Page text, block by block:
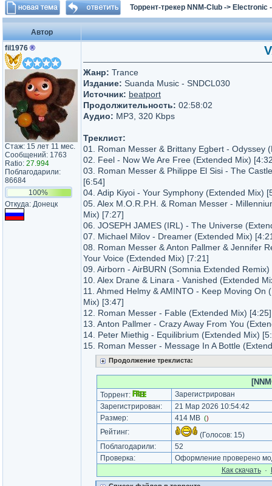
Торрент-трекер NNM-Club -> Electronic
Автор
fil1976 ®
Стаж: 15 лет 11 мес.
Сообщений: 1763
Ratio: 27.994
Поблагодарили:
86684
100%
Откуда: Донецк
Жанр: Trance
Издание: Suanda Music - SNDCL030
Источник: beatport
Продолжительность: 02:58:02
Аудио: MP3, 320 Kbps
Треклист:
01. Roman Messer & Brittany Egbert - Odyssey
02. Feel - Now We Are Free (Extended Mix)
03. Roman Messer & Philippe El Sisi - The
[6:54]
04. Adip Kiyoi - Your Symphony (Extended Mix)
05. Alex M.O.R.P.H. & Roman Messer -
Mix) [7:27]
06. JOSEPH JAMES (IRL) - The Universe
07. Michael Milov - Dreamer (Extended Mix)
08. Roman Messer & Anton Pallmer & Jennifer
Your Voice (Extended Mix) [7:21]
09. Airborn - AirBURN (Somnia Extended Remix)
10. Alex Drane & Linara - Vanished (Extended
11. Ahmed Helmy & AMINTO - Keep Moving On
Mix) [3:47]
12. Roman Messer - Fable (Extended Mix) [4:25]
13. Anton Pallmer - Crazy Away From You
14. Peter Miethig - Equilibrium (Extended Mix)
15. Roman Messer - Message In A Bottle
Продолжение треклиста:
Торрент:
Зарегистрирован
Зарегистрирован:
21 Мар 2026 10:54:42
Размер:
414 MB ()
Рейтинг: (Голосов: 15)
Поблагодарили:
52
Проверка:
Оформление проверено
Как cкачать·